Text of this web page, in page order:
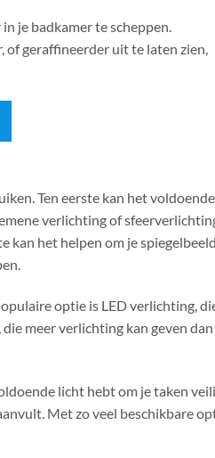
je badkamer te scheppen.
of geraffineerder uit te laten zien,
Ten eerste kan het voldoende
verlichting of
kan het helpen om je spiegelbeeld
optie is LED verlichting,
meer verlichting kan geven dan
licht hebt om je taken
Met zo veel beschikbare